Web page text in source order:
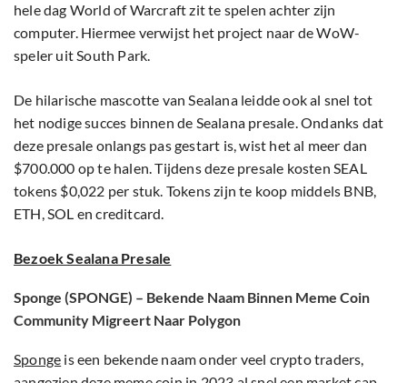
hele dag World of Warcraft zit te spelen achter zijn
computer. Hiermee verwijst het project naar de WoW-
speler uit South Park.
De hilarische mascotte van Sealana leidde ook al snel tot
het nodige succes binnen de Sealana presale. Ondanks dat
deze presale onlangs pas gestart is, wist het al meer dan
$700.000 op te halen. Tijdens deze presale kosten SEAL
tokens $0,022 per stuk. Tokens zijn te koop middels BNB,
ETH, SOL en creditcard.
Bezoek Sealana Presale
Sponge (SPONGE) – Bekende Naam Binnen Meme Coin
Community Migreert Naar Polygon
Sponge is een bekende naam onder veel crypto traders,